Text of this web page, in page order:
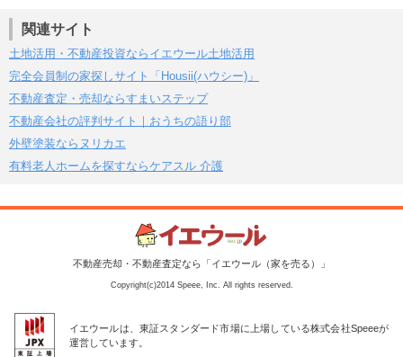
関連サイト
土地活用・不動産投資ならイエウール土地活用
完全会員制の家探しサイト「Housii(ハウシー)」
不動産査定・売却ならすまいステップ
不動産会社の評判サイト｜おうちの語り部
外壁塗装ならヌリカエ
有料老人ホームを探すならケアスル 介護
不動産売却・不動産査定なら「イエウール（家を売る）」
Copyright(c)2014 Speee, Inc. All rights reserved.
イエウールは、東証スタンダード市場に上場している株式会社Speeeが
運営しています。